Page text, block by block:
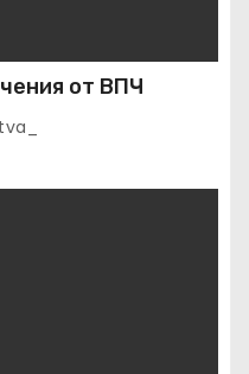
от ВПЧ